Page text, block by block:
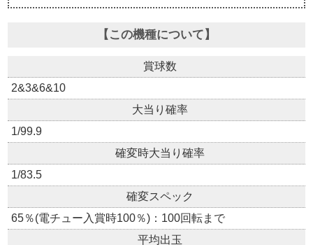
【この機種について】
賞球数
2&3&6&10
大当り確率
1/99.9
確変時大当り確率
1/83.5
確変スペック
65％(電チュー入賞時100％)：100回転まで
平均出玉